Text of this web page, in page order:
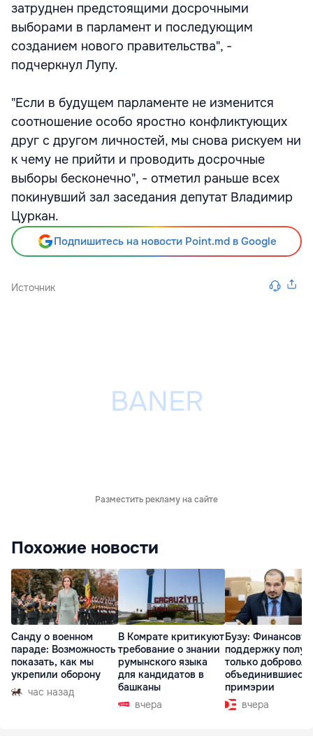
затруднен предстоящими досрочными
выборами в парламент и последующим
созданием нового правительства", -
подчеркнул Лупу.
"Если в будущем парламенте не изменится
соотношение особо яростно конфликтующих
друг с другом личностей, мы снова рискуем ни
к чему не прийти и проводить досрочные
выборы бесконечно", - отметил раньше всех
покинувший зал заседания депутат Владимир
Цуркан.
Подпишитесь на новости Point.md в Google
Источник
Разместить рекламу на сайте
Похожие новости
Санду о военном
параде: Возможность
показать, как мы
укрепили оборону
час назад
В Комрате критикуют
требование о знании
румынского языка
для кандидатов в
башканы
вчера
Бузу:
поддержку
только
объединившиеся
примэрии
вчера